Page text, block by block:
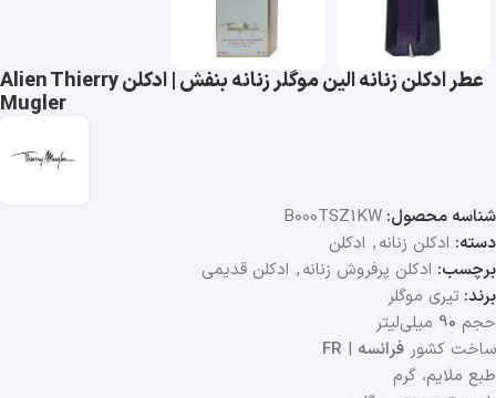
عطر ادکلن زنانه الین موگلر زنانه بنفش | ادکلن Alien Thierry
Mugler
شناسه محصول: B000TSZ1KW
دسته: ادکلن زنانه, ادکلن
برچسب: ادکلن پرفروش زنانه, ادکلن قدیمی
برند: تیری موگلر
حجم 90 میلی‌لیتر
ساخت کشور فرانسه |
FR
طبع ملایم، گرم